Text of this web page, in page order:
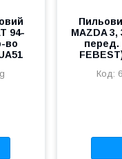
94-
во
MAZDA 3,
перед.